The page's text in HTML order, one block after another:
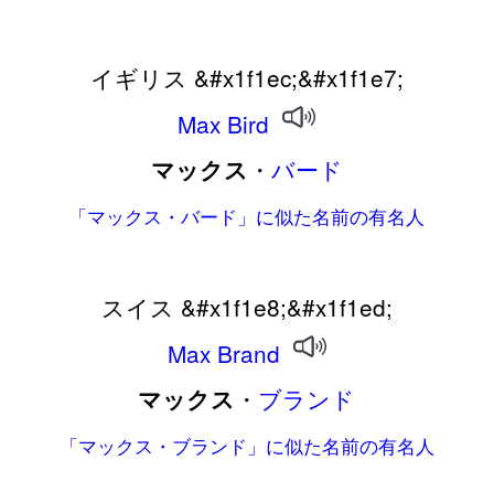
イギリス &#x1f1ec;&#x1f1e7;
Max Bird
マックス ・ バード
「マックス・バード」に似た名前の有名人
スイス &#x1f1e8;&#x1f1ed;
Max Brand
マックス ・ ブランド
「マックス・ブランド」に似た名前の有名人